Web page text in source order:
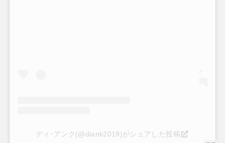
ディ･アンク(@diank2019)がシェアした投稿